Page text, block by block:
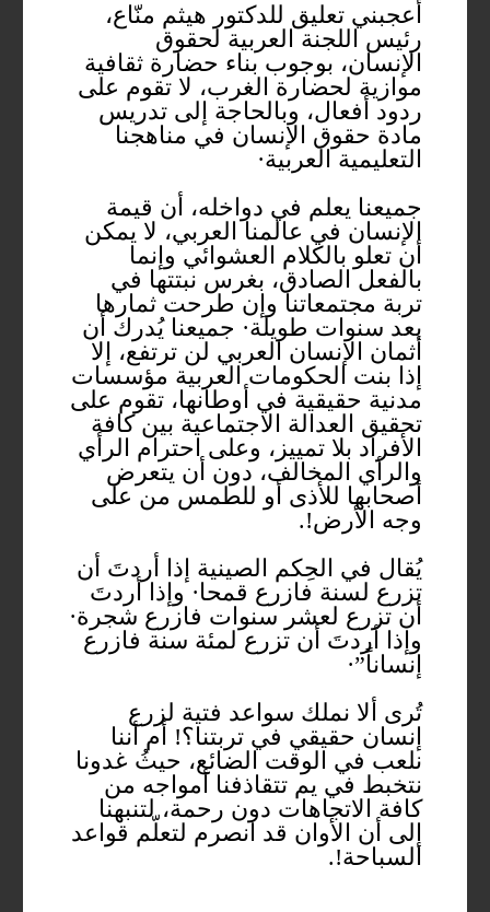
أعجبني تعليق للدكتور هيثم منّاع،
رئيس اللجنة العربية لحقوق
الإنسان، بوجوب بناء حضارة ثقافية
موازية لحضارة الغرب، لا تقوم على
ردود أفعال، وبالحاجة إلى تدريس
مادة حقوق الإنسان في مناهجنا
التعليمية العربية·
جميعنا يعلم في دواخله، أن قيمة
الإنسان في عالمنا العربي، لا يمكن
أن تعلو بالكلام العشوائي وإنما
بالفعل الصادق، بغرس نبتتها في
تربة مجتمعاتنا وإن طرحت ثمارها
بعد سنوات طويلة· جميعنا يُدرك أن
أثمان الإنسان العربي لن ترتفع، إلا
إذا بنت الحكومات العربية مؤسسات
مدنية حقيقية في أوطانها، تقوم على
تحقيق العدالة الاجتماعية بين كافة
الأفراد بلا تمييز، وعلى احترام الرأي
والرأي المخالف، دون أن يتعرض
أصحابها للأذى أو للطمس من على
وجه الأرض!.
يُقال في الحِكم الصينية إذا أردتَ أن
تزرع لسنة فازرع قمحا· وإذا أردتَ
أن تزرع لعشر سنوات فازرع شجرة·
وإذا أردتَ أن تزرع لمئة سنة فازرع
إنساناً”·
تُرى ألا نملك سواعد فتية لزرع
إنسان حقيقي في تربتنا؟! أم أننا
نلعب في الوقت الضائع، حيثُ غدونا
نتخبط في يم تتقاذفنا أمواجه من
كافة الاتجاهات دون رحمة، لتنبهنا
إلى أن الأوان قد انصرم لتعلّم قواعد
السباحة!.